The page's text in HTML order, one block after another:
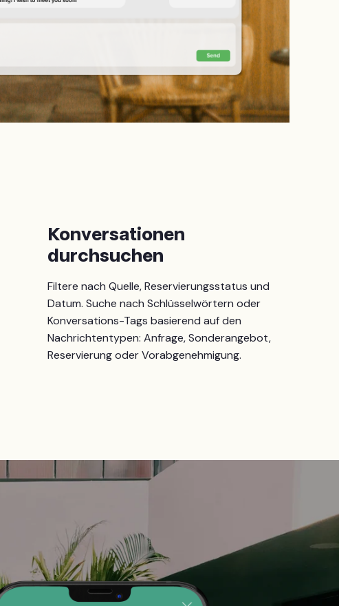
Konversationen
durchsuchen
Filtere nach Quelle, Reservierungsstatus und
Datum. Suche nach Schlüsselwörtern oder
Konversations-Tags basierend auf den
Nachrichtentypen: Anfrage, Sonderangebot,
Reservierung oder Vorabgenehmigung.